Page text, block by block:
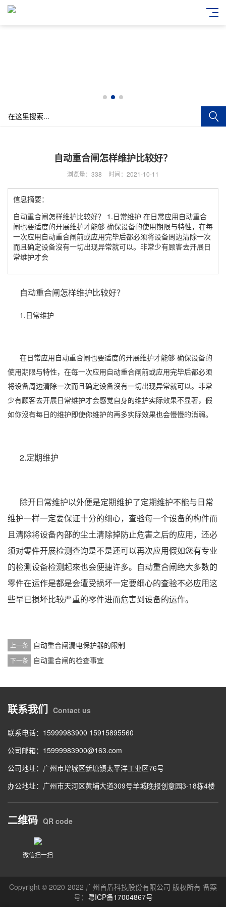
自动重合闸怎样维护比较好？
浏览量：338 时间：2021-10-11
信息摘要：
自动重合闸怎样维护比较好？ 1.日常维护 在日常应用自动重合
闸也要适度的开展维护才能够 确保设备的使用期限与特性，在每
一次应用自动重合闸前或应用完毕后都必须将设备周边清除一次
而且确定设备沒有一切出现异常就可以。非常少有顾客去开展日
常维护才会
自动重合闸怎样维护比较好？
1.日常维护
在日常应用自动重合闸也要适度的开展维护才能够 确保设备的
使用期限与特性，在每一次应用自动重合闸前或应用完毕后都必须
将设备周边清除一次而且确定设备沒有一切出现异常就可以。非常
少有顾客去开展日常维护才会感觉自身的维护实际效果不显著，假
如你沒有每日的维护即使你维护的再多实际效果也会慢慢的消弱。
2.定期维护
除开日常维护以外便是定期维护了定期维护不能与日常
维护一样一定要保证十分的细心，查验每一个设备的构件而
且清除将设备內部的尘土清除掉防止危害之后的应用，还必
须对零件开展检测查询是不是还可以再次应用假如您有专业
的检测设备检测起來也会便捷许多。自动重合闸绝大多数的
零件在运作是都是会遭受损坏一定要细心的查验不必应用这
些早已损坏比较严重的零件进而危害到设备的运作。
上一条 自动重合闸漏电保护器的限制
下一条 自动重合闸的检查事宜
联系我们 Contact us
联系电话：15999983900 15915895560
公司邮箱：15999983900@163.com
公司地址：广州市增城区新塘镇太平洋工业区76号
办公地址：广州市天河区黄埔大道309号羊城晚报创意园3-18栋4楼
二维码 QR code
微信扫一扫
Copyright © 2020-2022 广州首盾科技股份有限公司 版权所有 备案
号： 粤ICP备17004867号